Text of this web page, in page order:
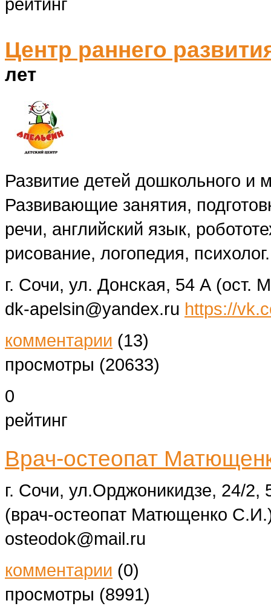
Центр раннего
лет
Развитие детей дошкольного и
Развивающие занятия,
речи, английский язык,
рисование, логопедия, психолог.
г. Сочи, ул. Донская, 54 А (ост.
dk-apelsin@yandex.ru https://
комментарии (13)
просмотры (20633)
0
рейтинг
Врач-остеопат
г. Сочи, ул.Орджоникидзе, 24/
(врач-остеопат Матющенко
osteodok@mail.ru
комментарии (0)
просмотры (8991)